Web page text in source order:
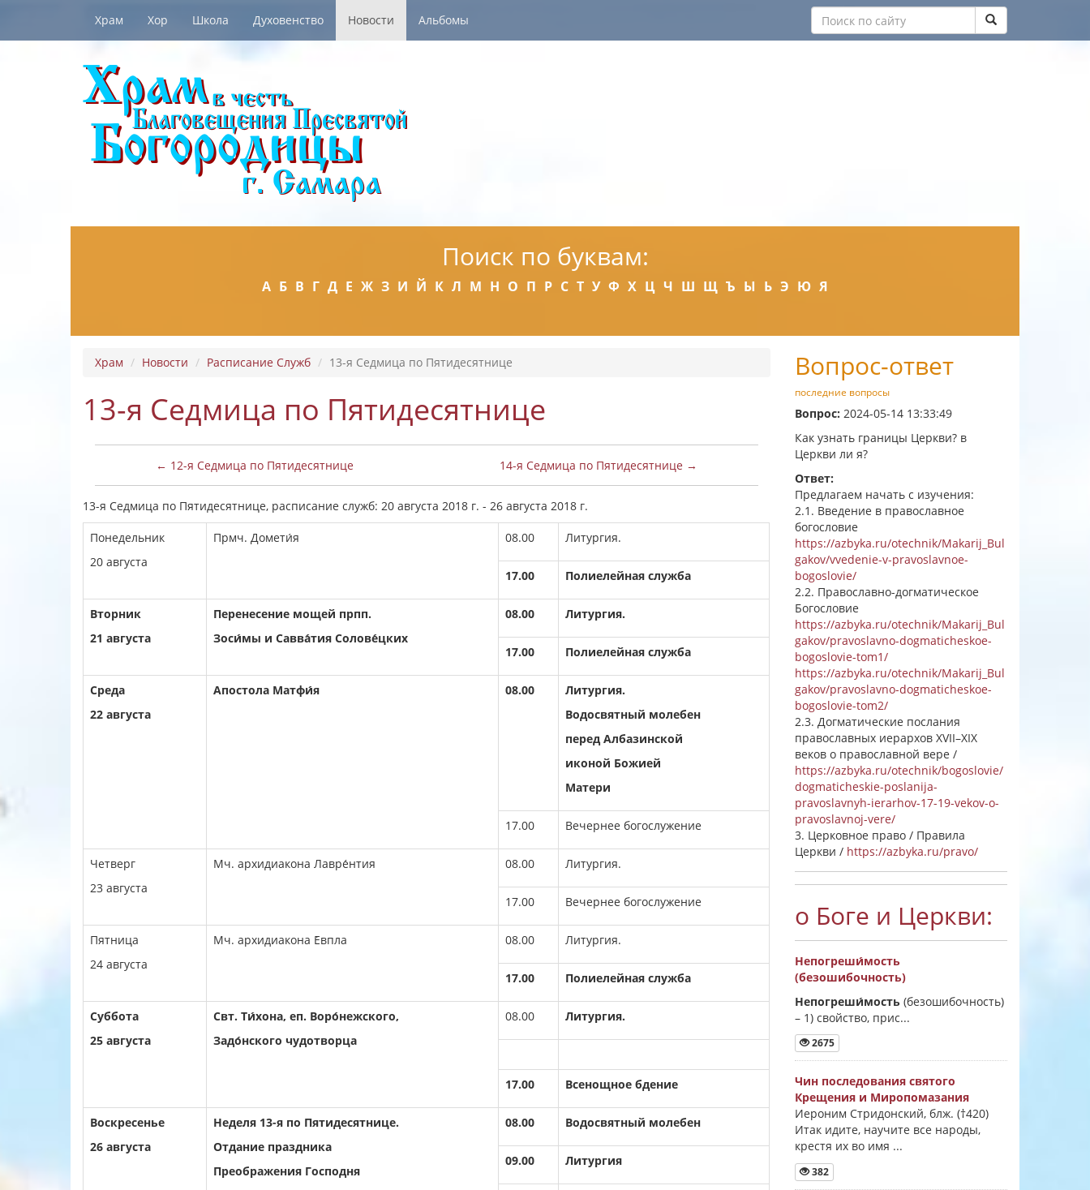
Храм Хор Школа Духовенство Новости Альбомы
Поиск по буквам:
А Б В Г Д Е Ж З И Й К Л М Н О П Р С Т У Ф Х Ц Ч Ш Щ Ъ Ы Ь Э Ю Я
Храм Новости Расписание Служб 13-я Седмица по Пятидесятнице
13-я Седмица по Пятидесятнице
← 12-я Седмица по Пятидесятнице 14-я Седмица по Пятидесятнице →
13-я Седмица по Пятидесятнице, расписание служб: 20 августа 2018 г. - 26 августа 2018 г.
Понедельник
20 августа
Прмч. Домети́я 08.00 Литургия.
17.00 Полиелейная служба
Вторник
21 августа
Перенесение мощей прпп.
Зоси́мы и Савва́тия Солове́цких
08.00 Литургия.
17.00 Полиелейная служба
Среда
22 августа
Апостола Матфи́я 08.00
Литургия.
Водосвятный молебен
перед Албазинской
иконой Божией
Матери
17.00 Вечернее богослужение
Четверг
23 августа
Мч. архидиакона Лавре́нтия 08.00 Литургия.
17.00 Вечернее богослужение
Пятница
24 августа
Мч. архидиакона Е́впла 08.00 Литургия.
17.00 Полиелейная служба
Суббота
25 августа
Свт. Ти́хона, еп. Воро́нежского,
Задо́нского чудотворца
08.00 Литургия.
17.00 Всенощное бдение
Воскресенье
26 августа
Неделя 13-я по Пятидесятнице.
Отдание праздника
Преображения Господня
08.00 Водосвятный молебен
09.00 Литургия
Вопрос-ответ
последние вопросы
Вопрос: 2024-05-14 13:33:49
Как узнать границы Церкви? в
Церкви ли я?
Ответ:
Предлагаем начать с изучения:
2.1. Введение в православное
богословие
https://azbyka.ru/otechnik/Makarij_Bul
gakov/vvedenie-v-pravoslavnoe-
bogoslovie/
2.2. Православно-догматическое
Богословие
https://azbyka.ru/otechnik/Makarij_Bul
gakov/pravoslavno-dogmaticheskoe-
bogoslovie-tom1/
https://azbyka.ru/otechnik/Makarij_Bul
gakov/pravoslavno-dogmaticheskoe-
bogoslovie-tom2/
2.3. Догматические послания
православных иерархов XVII–XIX
веков о православной вере /
https://azbyka.ru/otechnik/bogoslovie/
dogmaticheskie-poslanija-
pravoslavnyh-ierarhov-17-19-vekov-o-
pravoslavnoj-vere/
3. Церковное право / Правила
Церкви / https://azbyka.ru/pravo/
о Боге и Церкви:
Непогреши́мость
(безошибочность)
Непогреши́мость (безошибочность)
–1) свойство, прис...
2675
Чин последования святого
Крещения и Миропомазания
Иероним Стридонский, блж. (†420)
Итак идите, научите все народы,
крестя их во имя ...
382